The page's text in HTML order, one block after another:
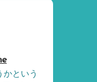
という